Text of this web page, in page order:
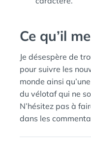
Ce qu’il
Je désespère de
pour suivre les
monde ainsi
du vélotaf qui ne
N’hésitez pas à
dans les